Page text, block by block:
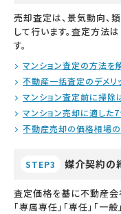
売却査定は、景気動向、
して行います。査定方法
す。
マンション査定の方法を
不動産一括査定のデメリ
マンション査定前に掃
マンション売却に適した7
不動産売却の価格相場
STEP3 媒介契約の
査定価格を基に不動産会
「専属専任」「専任」「一